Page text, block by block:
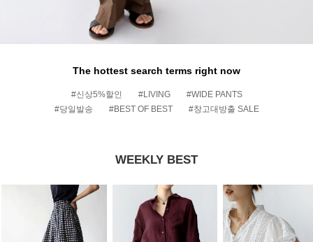
The hottest search terms right now
#신상5%할인 #LIVING
#WIDE PANTS
#당일발송
#BEST OF BEST #창고대방출 SALE
WEEKLY BEST